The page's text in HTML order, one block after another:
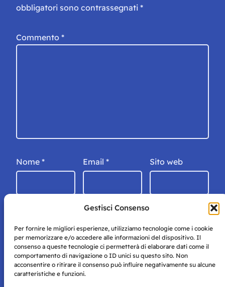
Gestisci Consenso
Per fornire le migliori esperienze, utilizziamo tecnologie come i cookie
per memorizzare e/o accedere alle informazioni del dispositivo. Il
consenso a queste tecnologie ci permetterà di elaborare dati come il
comportamento di navigazione o ID unici su questo sito. Non
acconsentire o ritirare il consenso può influire negativamente su alcune
caratteristiche e funzioni.
obbligatori sono contrassegnati *
Commento *
Nome * Email * Sito web